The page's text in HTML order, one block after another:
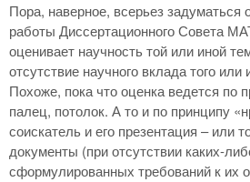
Пора, наверное, всерьез задуматься
работы Диссертационного Совета
оценивает научность той или иной
отсутствие научного вклада того или
Похоже, пока что оценка ведется по
палец, потолок. А то и по принципу
соискатель и его презентация – или
документы (при отсутствии каких-
сформулированных требований к их